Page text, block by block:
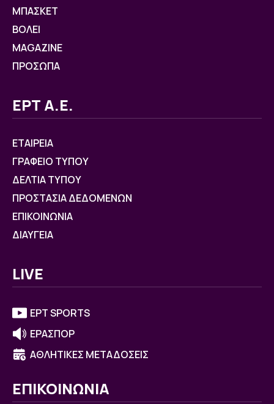
ΜΠΑΣΚΕΤ
ΒOΛΕΙ
MAGAZINE
ΠΡΟΣΩΠΑ
ΕΡΤ Α.Ε.
ΕΤΑΙΡΕΙΑ
ΓΡΑΦΕΙΟ ΤΥΠΟΥ
ΔΕΛΤΙΑ ΤΥΠΟΥ
ΠΡΟΣΤΑΣΙΑ ΔΕΔΟΜΕΝΩΝ
ΕΠΙΚΟΙΝΩΝΙΑ
ΔΙΑΥΓΕΙΑ
LIVE
ΕΡΤ SPORTS
ΕΡΑΣΠΟΡ
ΑΘΛΗΤΙΚΕΣ ΜΕΤΑΔΟΣΕΙΣ
ΕΠΙΚΟΙΝΩΝΙΑ